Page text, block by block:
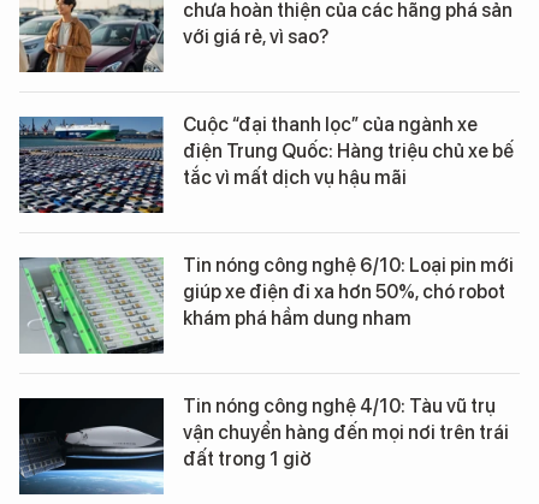
chưa hoàn thiện của các hãng phá sản
với giá rẻ, vì sao?
Cuộc “đại thanh lọc” của ngành xe
điện Trung Quốc: Hàng triệu chủ xe bế
tắc vì mất dịch vụ hậu mãi
Tin nóng công nghệ 6/10: Loại pin mới
giúp xe điện đi xa hơn 50%, chó robot
khám phá hầm dung nham
Tin nóng công nghệ 4/10: Tàu vũ trụ
vận chuyển hàng đến mọi nơi trên trái
đất trong 1 giờ